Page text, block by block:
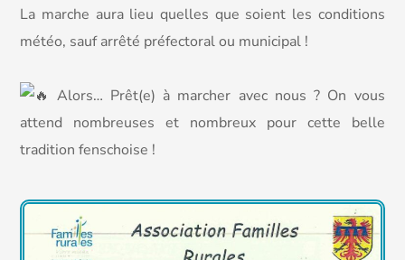
La marche aura lieu quelles que soient les conditions
météo, sauf arrêté préfectoral ou municipal !
Alors… Prêt(e) à marcher avec nous ? On vous
attend nombreuses et nombreux pour cette belle
tradition fenschoise !